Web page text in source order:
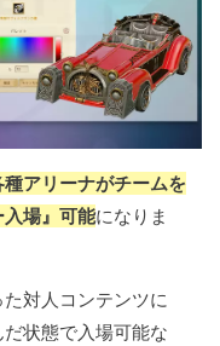
種アリーナがチームを
場』可能になりま
対人コンテンツに
状態で入場可能な